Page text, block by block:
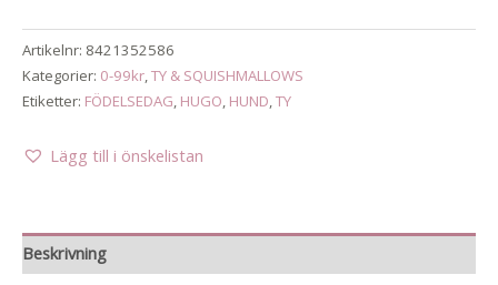
Artikelnr: 8421352586
Kategorier: 0-99kr,TY & SQUISHMALLOWS
Etiketter: FÖDELSEDAG, HUGO, HUND,TY
Lägg till i önskelistan
Beskrivning